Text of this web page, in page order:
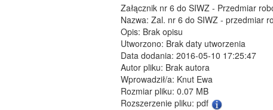
Załącznik nr 6 do SIWZ - Przedmiar
Nazwa: Zal. nr 6 do SIWZ - przedmiar
Opis: Brak opisu
Utworzono: Brak daty utworzenia
Data dodania: 2016-05-10 17:25:47
Autor pliku: Brak autora
Wprowadził/a: Knut Ewa
Rozmiar pliku: 0.07 MB
Rozszerzenie pliku: pdf